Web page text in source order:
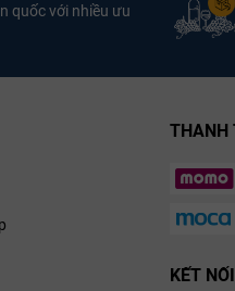
quốc với nhiều ưu
THANH
KẾT